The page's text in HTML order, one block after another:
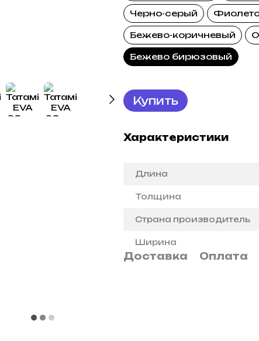
Черно-серый
Бежево-коричневый
Бежево бирюзовый
Купить
Характеристики
Длина
Толщина
Страна производитель
Ширина
Доставка Оплата